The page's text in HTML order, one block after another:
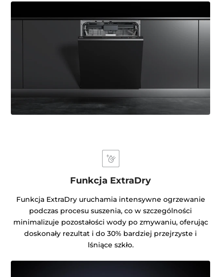
Funkcja ExtraDry
Funkcja ExtraDry uruchamia intensywne ogrzewanie
podczas procesu suszenia, co w szczególności
minimalizuje pozostałości wody po zmywaniu, oferując
doskonały rezultat i do 30% bardziej przejrzyste i
lśniące szkło.